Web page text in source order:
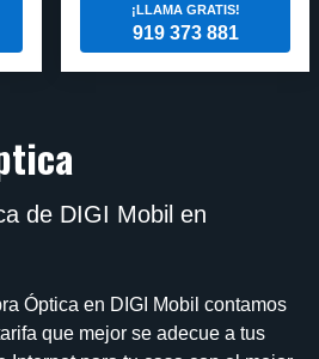
¡LLAMA GRATIS!
919 373 881
de DIGI Mobil en
Óptica en DIGI Mobil contamos
que mejor se adecue a tus